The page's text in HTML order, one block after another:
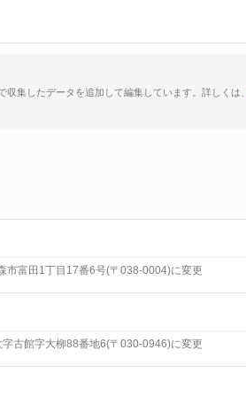
収集したデータを追加して編集しています。詳しくは、
市富田1丁目17番6号(〒038-0004)に変更
古館字大柳88番地6(〒030-0946)に変更